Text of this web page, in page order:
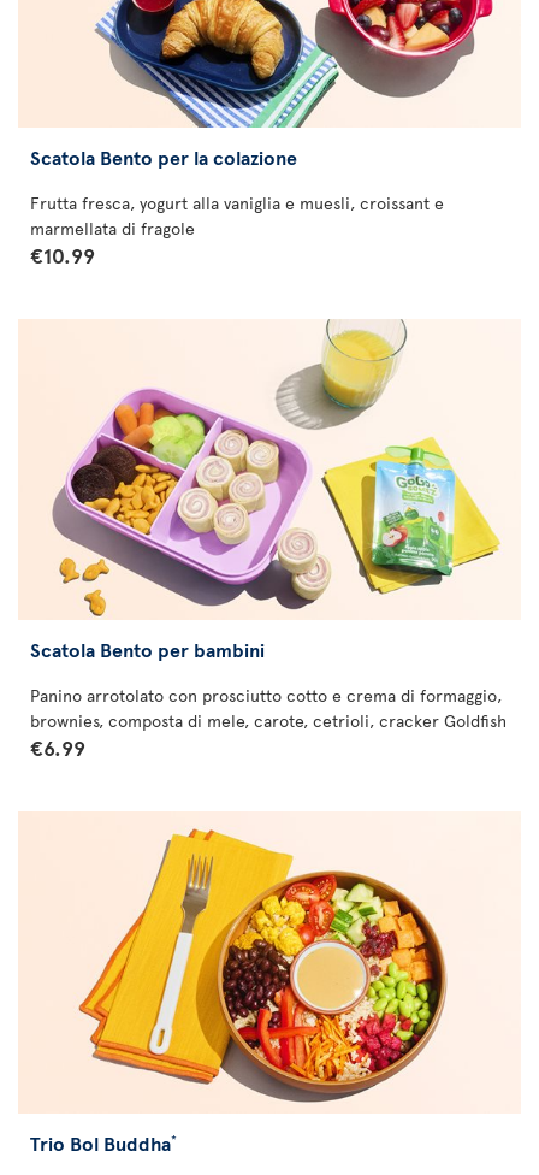
Scatola Bento per la colazione
Frutta fresca, yogurt alla vaniglia e muesli, croissant e
marmellata di fragole
€10.99
Scatola Bento per bambini
Panino arrotolato con prosciutto cotto e crema di formaggio,
brownies, composta di mele, carote, cetrioli, cracker Goldfish
€6.99
Trio Bol Buddha*